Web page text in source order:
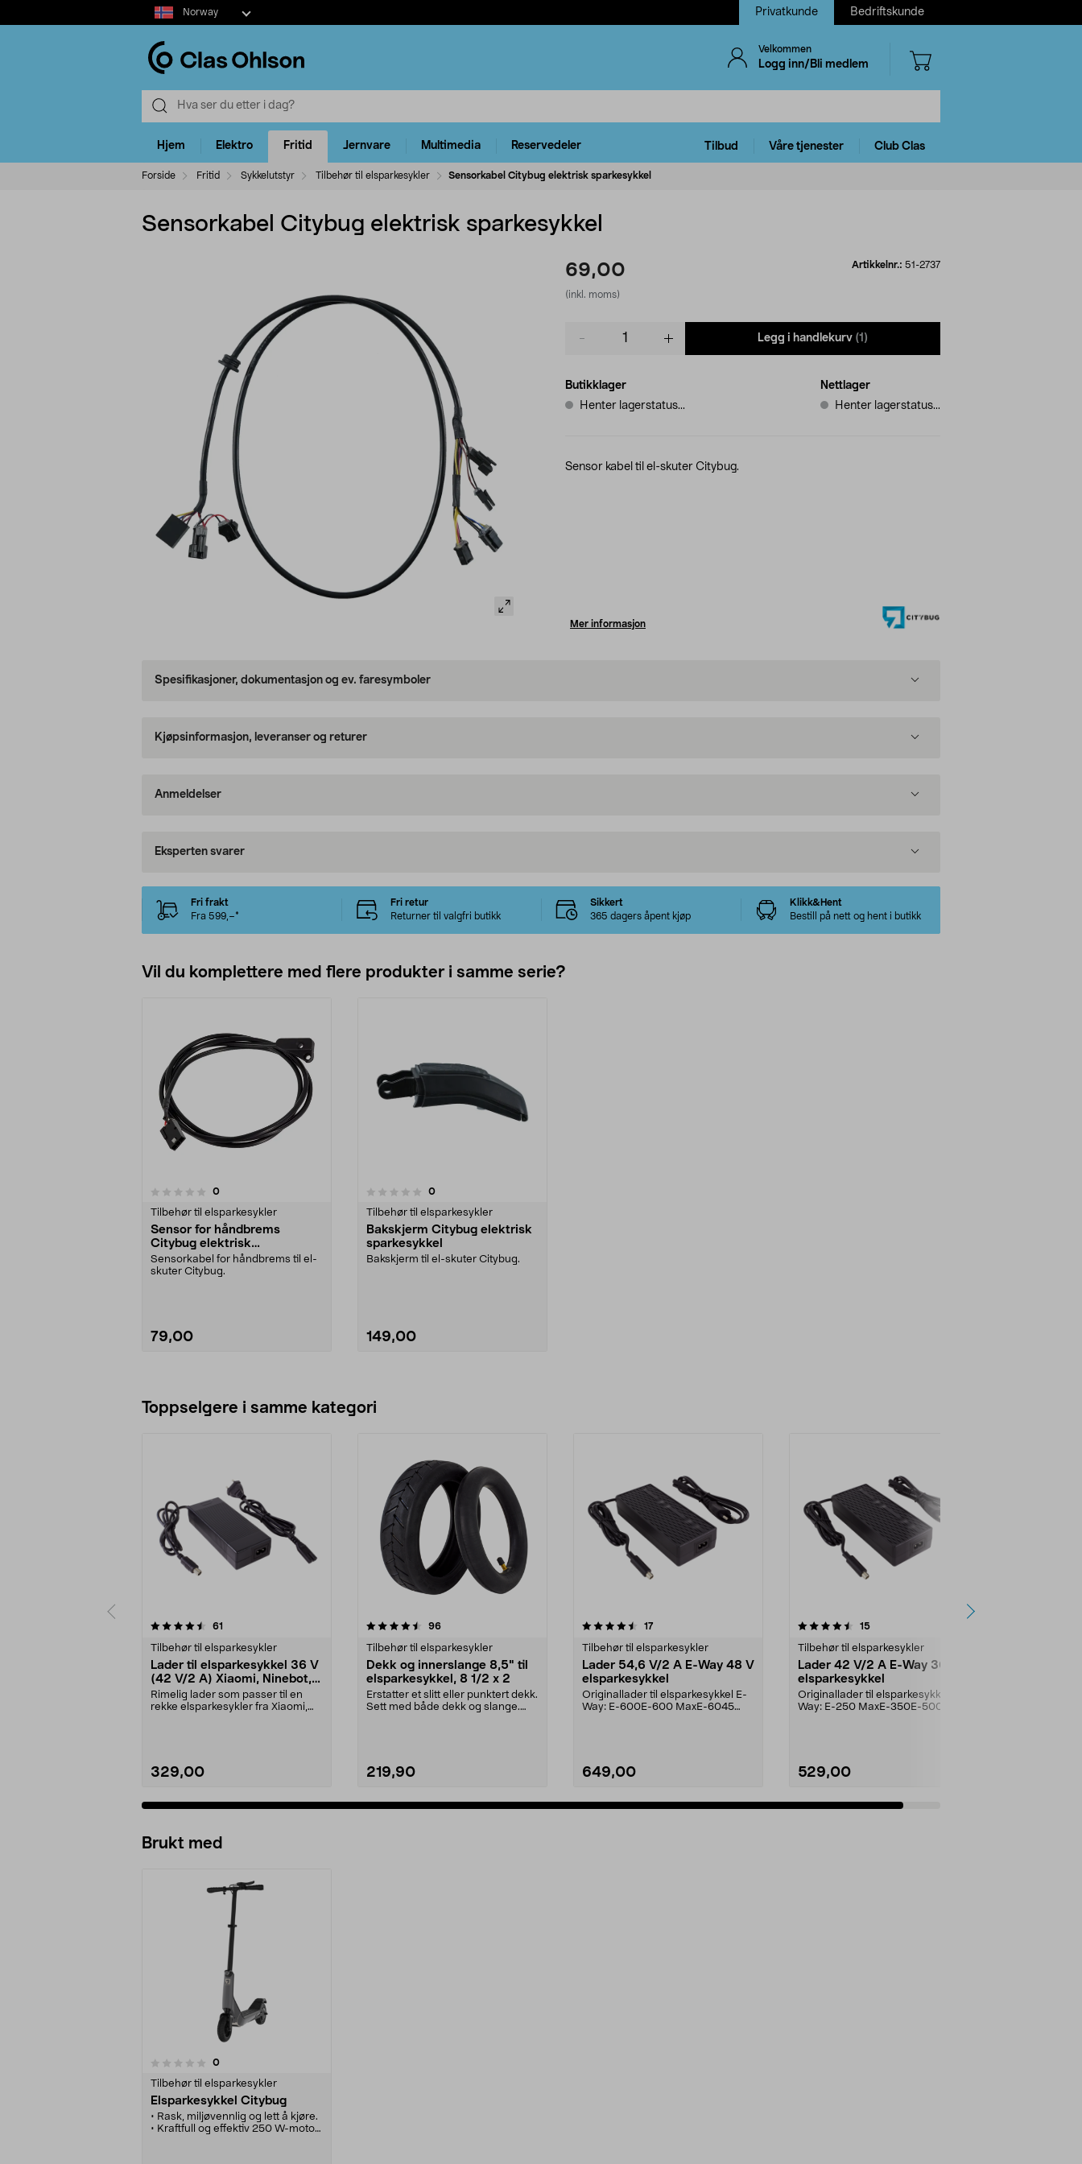
Select
market
Norway Privatkunde Bedriftskunde
Velkommen
Logg inn/Bli medlem
Hjem Elektro Fritid Jernvare Multimedia Reservedeler Tilbud Våre tjenester Club Clas
Forside Fritid Sykkelutstyr Tilbehør til elsparkesykler Sensorkabel Citybug elektrisk sparkesykkel
Sensorkabel Citybug elektrisk sparkesykkel
69,00
(inkl. moms)
Artikkelnr.: 51-2737
Legg i handlekurv (1)
Butikklager
Henter lagerstatus...
Nettlager
Henter lagerstatus...
Sensor kabel til el-skuter Citybug.
Mer informasjon
Spesifikasjoner, dokumentasjon og ev. faresymboler
Kjøpsinformasjon, leveranser og returer
Anmeldelser
Eksperten svarer
Fri frakt
Fra 599,–*
Fri retur
Returner til valgfri butikk
Sikkert
365 dagers åpent kjøp
Klikk&Hent
Bestill på nett og hent i butikk
Vil du komplettere med flere produkter i samme serie?
0anmeldelser
Tilbehør til elsparkesykler
Sensor for håndbrems
Citybug elektrisk
sparkesykkel
Sensorkabel for håndbrems til el-
skuter Citybug.
79,00
0.0 av 5 stjerner 0anmeldelser
Tilbehør til elsparkesykler
Bakskjerm Citybug elektrisk
sparkesykkel
Bakskjerm til el-skuter Citybug.
149,00
Toppselgere i samme kategori
61
Tilbehør til elsparkesykler
Lader til elsparkesykkel 36 V
(42 V/2 A) Xiaomi, Ninebot,
E-Way mfl.
Rimelig lader som passer til en
rekke elsparkesykler fra Xiaomi,
329,00
4.5 av 5 stjerner 96anmeldelser
Tilbehør til elsparkesykler
Dekk og innerslange 8,5" til
elsparkesykkel, 8 1/2 x 2
Erstatter et slitt eller punktert dekk.
Sett med både dekk og slange.
219,90
4.5 av 5 stjerner 17anmeldelser
Tilbehør til elsparkesykler
Lader 54,6 V/2 A E-Way 48 V
elsparkesykkel
Originallader til elsparkesykkel E-
Way: E-600E-600 MaxE-6045
649,00
4.5 av 5 stjerner 15anmeldelser
Tilbehør til elsparkesykler
Lader 42 V/2 A E-Way 36 V
elsparkesykkel
Originallader til elsparkesykkel E-
Way: E-250 MaxE-350E-500E-
529,00
Brukt med
0anmeldelser
Tilbehør til elsparkesykler
Elsparkesykkel Citybug
• Rask, miljøvennlig og lett å kjøre.
• Kraftfull og effektiv 250 W-motor.